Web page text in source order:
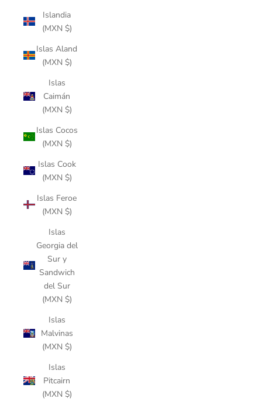
Islandia
(MXN $)
Islas Aland
(MXN $)
Islas
Caimán
(MXN $)
Islas Cocos
(MXN $)
Islas Cook
(MXN $)
Islas Feroe
(MXN $)
Islas
Georgia del
Sur y
Sandwich
del Sur
(MXN $)
Islas
Malvinas
(MXN $)
Islas
Pitcairn
(MXN $)